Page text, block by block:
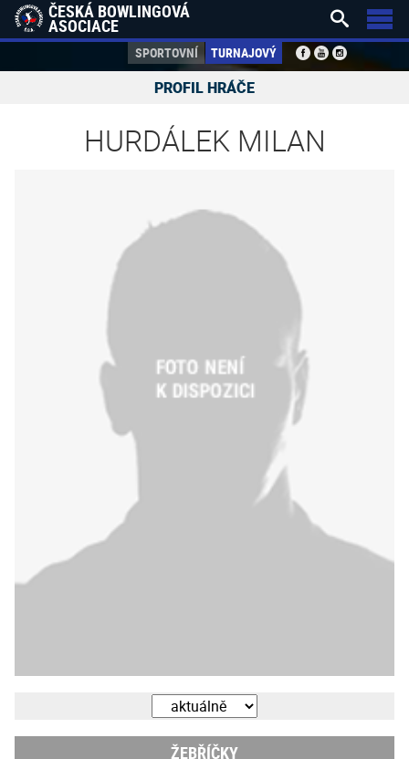
ČESKÁ BOWLINGOVÁ
ASOCIACE
SPORTOVNÍ TURNAJOVÝ
 
PROFIL HRÁČE
HURDÁLEK MILAN
ŽEBŘÍČKY